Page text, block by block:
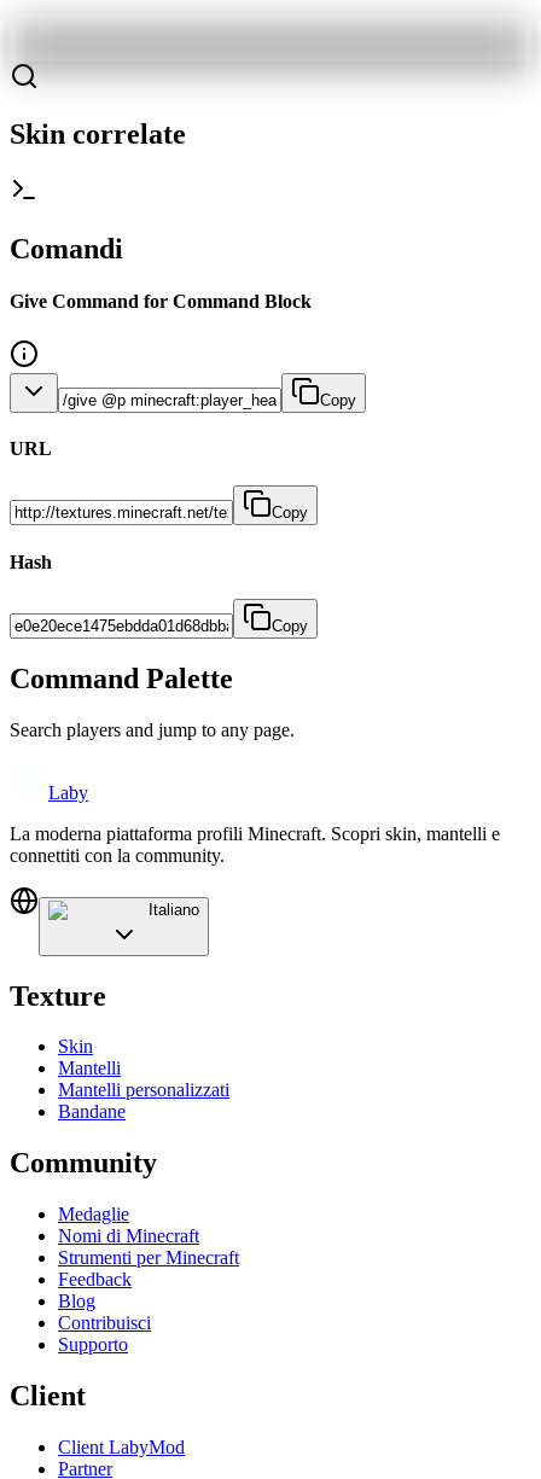
Skin correlate
Comandi
Give Command for Command Block
Copy
URL
Copy
Hash
Copy
Command Palette
Search players and jump to any page.
Laby
La moderna piattaforma profili Minecraft. Scopri skin, mantelli e
connettiti con la community.
Italiano
Texture
Skin
Mantelli
Mantelli personalizzati
Bandane
Community
Medaglie
Nomi di Minecraft
Strumenti per Minecraft
Feedback
Blog
Contribuisci
Supporto
Client
Client LabyMod
Partner